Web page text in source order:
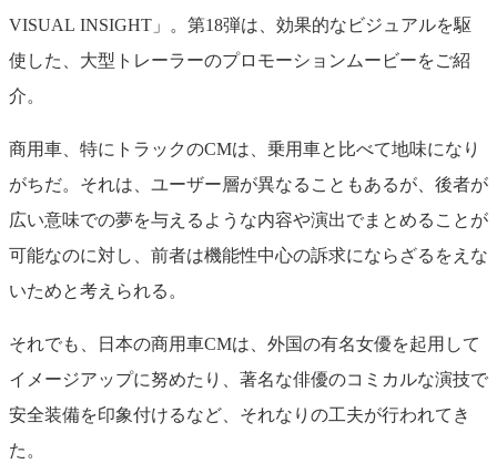
VISUAL INSIGHT 」。第18弾は、効果的なビジュアルを駆
使した、大型トレーラーのプロモーションムービーをご紹
介。
商用車、特にトラックのCMは、乗用車と比べて地味になり
がちだ。それは、ユーザー層が異なることもあるが、後者が
広い意味での夢を与えるような内容や演出でまとめることが
可能なのに対し、前者は機能性中心の訴求にならざるをえな
いためと考えられる。
それでも、日本の商用車CMは、外国の有名女優を起用して
イメージアップに努めたり、著名な俳優のコミカルな演技で
安全装備を印象付けるなど、それなりの工夫が行われてき
た。